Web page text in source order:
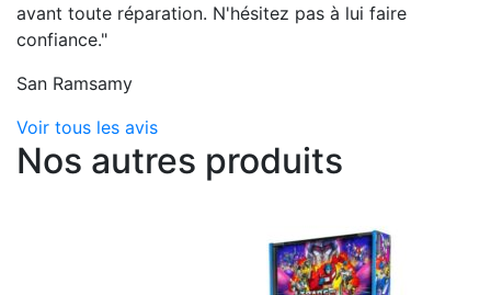
avant toute réparation. N'hésitez pas à lui faire
confiance."
San Ramsamy
Voir tous les avis
Nos autres produits